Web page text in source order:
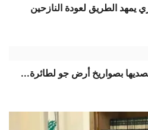
الطريق لعودة النازحين
بصواريخ أرض جو لطائرة...